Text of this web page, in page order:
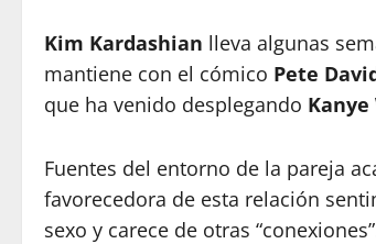
Kim Kardashian lleva algunas
mantiene con el cómico Pete
que ha venido desplegando Kanye
Fuentes del entorno de la pareja
favorecedora de esta relación
sexo y carece de otras